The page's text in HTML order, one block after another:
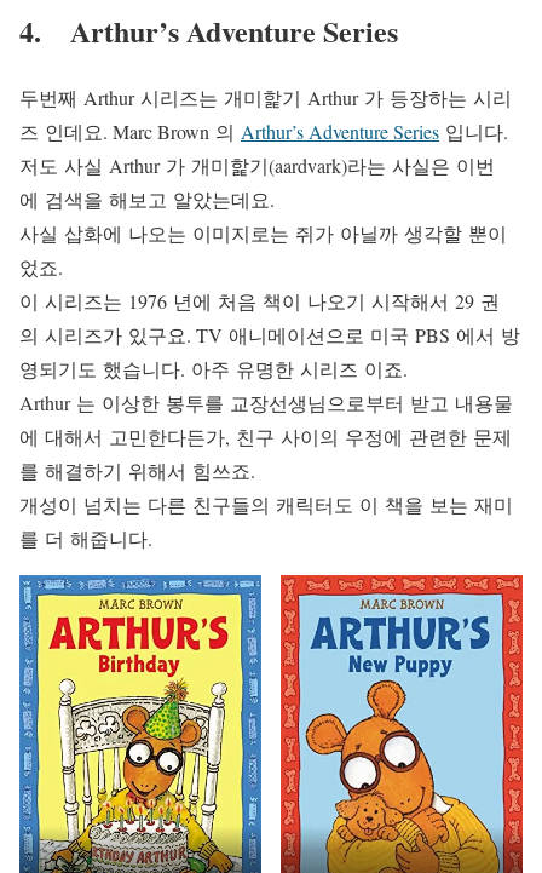
4. Arthur’s Adventure Series
두번째 Arthur 시리즈는 개미핥기 Arthur 가 등장하는 시리
즈 인데요. Marc Brown 의 Arthur’s Adventure Series 입니다.
저도 사실 Arthur 가 개미핥기(aardvark)라는 사실은 이번
에 검색을 해보고 알았는데요.
사실 삽화에 나오는 이미지로는 쥐가 아닐까 생각할 뿐이
었죠.
이 시리즈는 1976 년에 처음 책이 나오기 시작해서 29 권
의 시리즈가 있구요. TV 애니메이션으로 미국 PBS 에서 방
영되기도 했습니다. 아주 유명한 시리즈 이죠.
Arthur 는 이상한 봉투를 교장선생님으로부터 받고 내용물
에 대해서 고민한다든가, 친구 사이의 우정에 관련한 문제
를 해결하기 위해서 힘쓰죠.
개성이 넘치는 다른 친구들의 캐릭터도 이 책을 보는 재미
를 더 해줍니다.